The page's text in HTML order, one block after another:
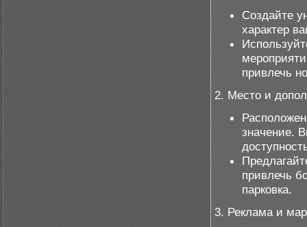
Создайте
характер
привлечь
2. Место и
значение.
привлечь
парковка.
3. Реклама и